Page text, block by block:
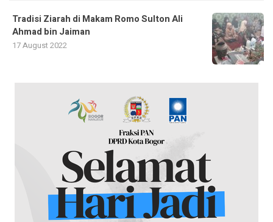
Tradisi Ziarah di Makam Romo Sulton Ali
Ahmad bin Jaiman
17 August 2022